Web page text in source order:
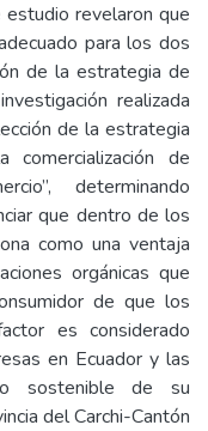
revelaron que
para los dos
de la estrategia de
realizada
de la estrategia
comercialización de
determinando
que dentro de los
como una ventaja
orgánicas que
de que los
es considerado
en Ecuador y las
sostenible de su
del Carchi-Cantón